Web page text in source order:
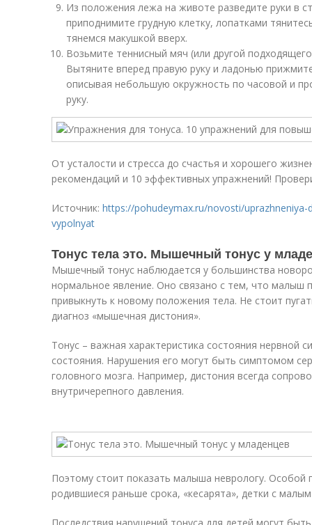
Из положения лежа на животе разведите руки в
приподнимите грудную клетку, лопатками
тянемся макушкой вверх.
Возьмите теннисный мяч (или другой
Вытяните вперед правую руку и ладонью
описывая небольшую окружность по часовой и
руку.
От усталости и стресса до счастья и хорошего
рекомендаций и 10 эффективных упражнений!
Источник: https://pohudeymax.ru/novosti/uprazhneniya-
vypolnyat
Тонус тела это. Мышечный тонус у
Мышечный тонус наблюдается у большинства
нормальное явление. Оно связано с тем, что малыш
привыкнуть к новому положения тела. Не стоит
диагноз «мышечная дистония».
Тонус – важная характеристика состояния нервной
состояния. Нарушения его могут быть симптомом
головного мозга. Например, дистония всегда
внутричерепного давления.
Поэтому стоит показать малыша неврологу. Особой
родившиеся раньше срока, «кесарята», детки с